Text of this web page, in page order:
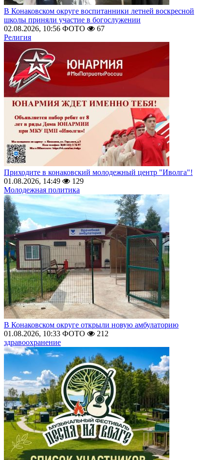
В Конаковском округе воспитанники летней воскресной
школы приняли участие в богослужении
02.08.2026, 10:56 ФОТО
67
Религия
Приходите в конаковский молодежный центр "Иволга"!
01.08.2026, 14:49
129
Молодежная политика
В Конаковском округе открыли новую амбулаторию
01.08.2026, 10:33 ФОТО
212
здравоохранение